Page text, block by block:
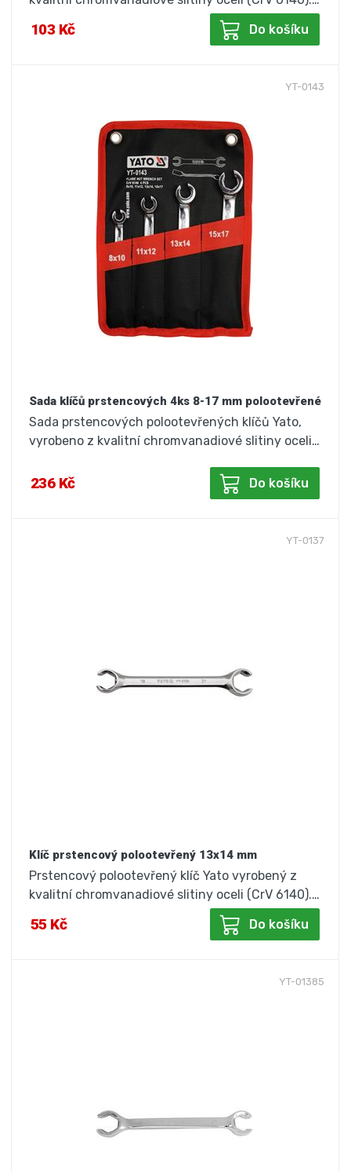
103 Kč Do košíku
YT-0143
Sada klíčů prstencových 4ks 8-17 mm polootevřené
Sada prstencových polootevřených klíčů Yato,
vyrobeno z kvalitní chromvanadiové slitiny oceli…
236 Kč Do košíku
YT-0137
Klíč prstencový polootevřený 13x14 mm
Prstencový polootevřený klíč Yato vyrobený z
kvalitní chromvanadiové slitiny oceli (CrV 6140).…
55 Kč Do košíku
YT-01385